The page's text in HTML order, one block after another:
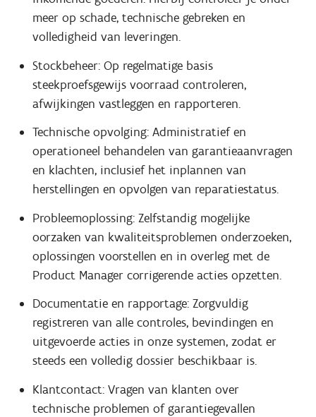
meer op schade, technische gebreken en
volledigheid van leveringen.
Stockbeheer: Op regelmatige basis
steekproefsgewijs voorraad controleren,
afwijkingen vastleggen en rapporteren.
Technische opvolging: Administratief en
operationeel behandelen van garantieaanvragen
en klachten, inclusief het inplannen van
herstellingen en opvolgen van reparatiestatus.
Probleemoplossing: Zelfstandig mogelijke
oorzaken van kwaliteitsproblemen onderzoeken,
oplossingen voorstellen en in overleg met de
Product Manager corrigerende acties opzetten.
Documentatie en rapportage: Zorgvuldig
registreren van alle controles, bevindingen en
uitgevoerde acties in onze systemen, zodat er
steeds een volledig dossier beschikbaar is.
Klantcontact: Vragen van klanten over
technische problemen of garantiegevallen